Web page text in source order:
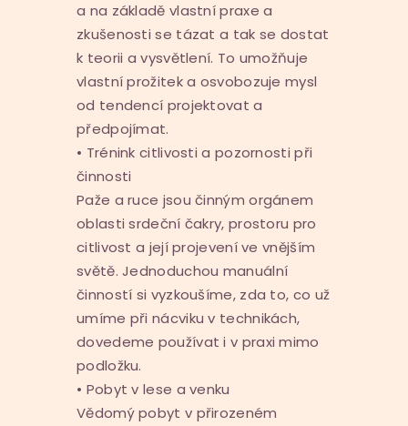
a na základě vlastní praxe a
zkušenosti se tázat a tak se dostat
k teorii a vysvětlení. To umožňuje
vlastní prožitek a osvobozuje mysl
od tendencí projektovat a
předpojímat.
• Trénink citlivosti a pozornosti při
činnosti
Paže a ruce jsou činným orgánem
oblasti srdeční čakry, prostoru pro
citlivost a její projevení ve vnějším
světě. Jednoduchou manuální
činností si vyzkoušíme, zda to, co už
umíme při nácviku v technikách,
dovedeme používat i v praxi mimo
podložku.
• Pobyt v lese a venku
Vědomý pobyt v přirozeném